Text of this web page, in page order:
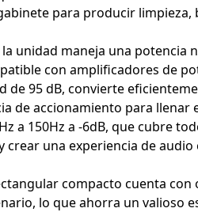
para producir
unidad maneja una potencia
con amplificadores de
95 dB, convierte
de accionamiento para llenar
a 150Hz a -6dB, que cubre
una experiencia de
compacto cuenta
lo que ahorra un valioso